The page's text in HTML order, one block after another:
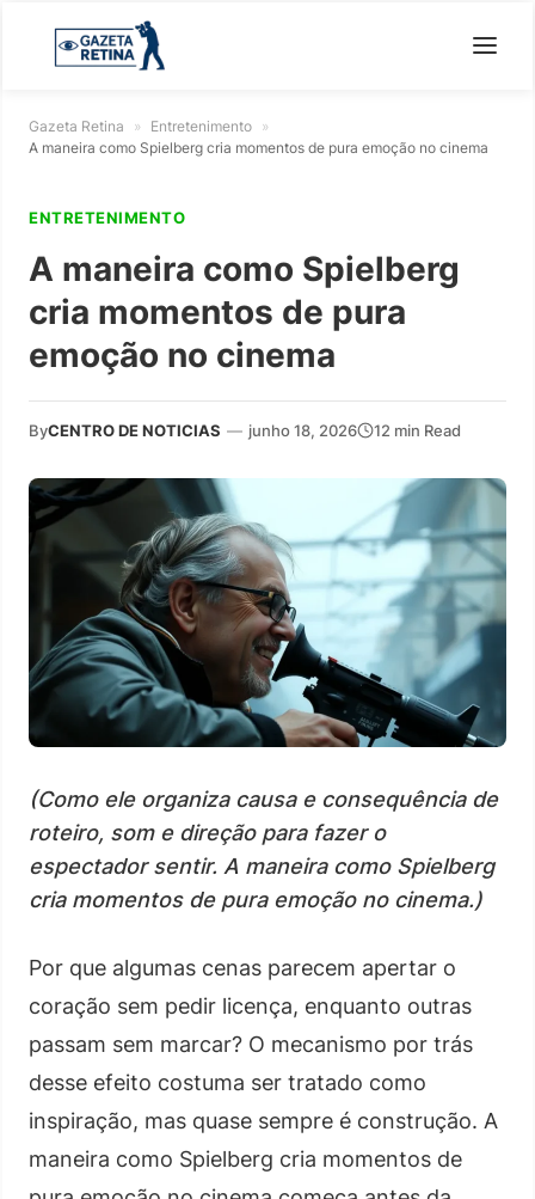
Gazeta Retina » Entretenimento »
A maneira como Spielberg cria momentos de pura emoção no cinema
ENTRETENIMENTO
A maneira como Spielberg
cria momentos de pura
emoção no cinema
ByCENTRO DE NOTICIAS — junho 18, 2026 12 min Read
(Como ele organiza causa e consequência de
roteiro, som e direção para fazer o
espectador sentir. A maneira como Spielberg
cria momentos de pura emoção no cinema.)
Por que algumas cenas parecem apertar o
coração sem pedir licença, enquanto outras
passam sem marcar? O mecanismo por trás
desse efeito costuma ser tratado como
inspiração, mas quase sempre é construção. A
maneira como Spielberg cria momentos de